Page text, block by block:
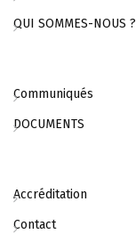
QUI SOMMES-NOUS ?
Communiqués
DOCUMENTS
Accréditation
Contact